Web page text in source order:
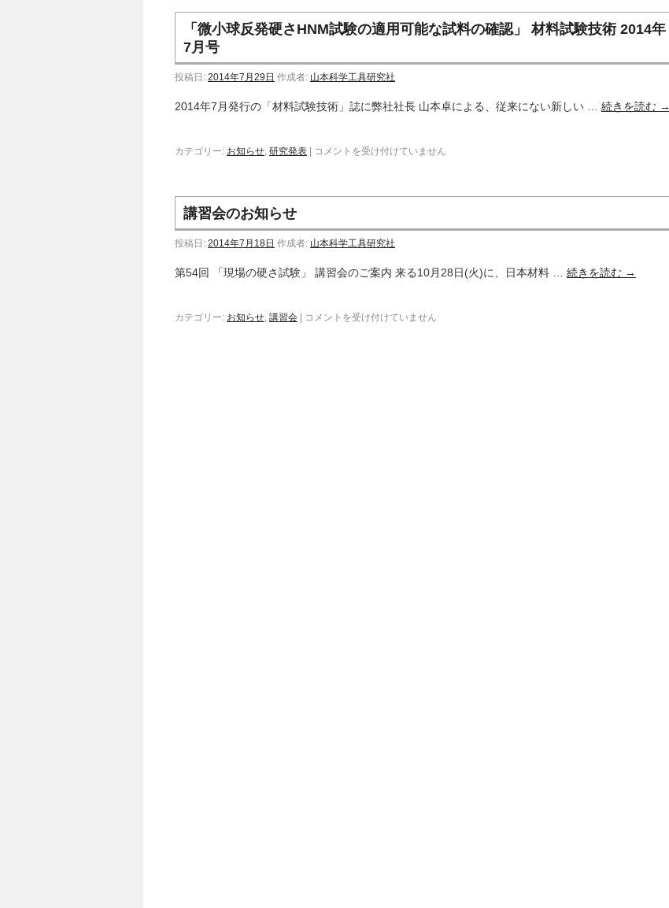
「微小球反発硬さHNM試験の適用可能な試料の確認」 材料試験技術 2014年
7月号
投稿日: 2014年7月29日 作成者: 山本科学工具研究社
2014年7月発行の「材料試験技術」誌に弊社社長 山本卓による、従来にない新しい … 続きを読む →
カテゴリー: お知らせ, 研究発表 コメントを受け付けていません
講習会のお知らせ
投稿日: 2014年7月18日 作成者: 山本科学工具研究社
第54回 「現場の硬さ試験」 講習会のご案内 来る10月28日(火)に、日本材料 … 続きを読む →
カテゴリー: お知らせ, 講習会 コメントを受け付けていません